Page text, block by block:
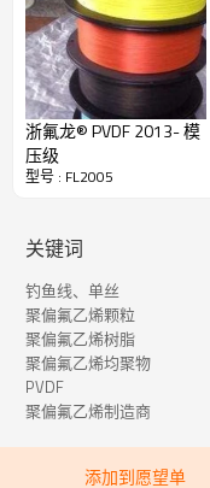
断裂强度/mPa
断裂伸长率/%
屈服强度/mPa
屈服伸长率/%
浙氟龙® PVDF 2013- 模
压级
型号 : FL2005
关键词
钓鱼线、单丝
聚偏氟乙烯颗粒
聚偏氟乙烯树脂
聚偏氟乙烯均聚物
PVDF
聚偏氟乙烯制造商
添加到愿望单